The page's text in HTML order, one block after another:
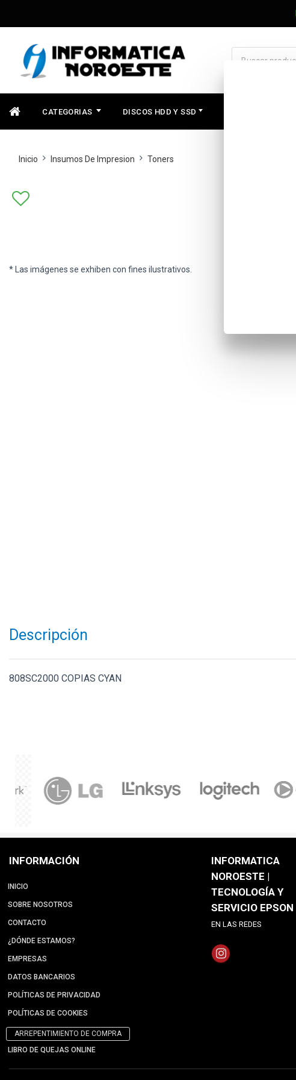
CATEGORIAS DISCOS HDD Y SSD
Inicio Insumos De Impresion Toners
* Las imágenes se exhiben con fines ilustrativos.
Descripción
808SC2000 COPIAS CYAN
INFORMACIÓN
INICIO
SOBRE NOSOTROS
CONTACTO
¿DÓNDE ESTAMOS?
EMPRESAS
DATOS BANCARIOS
POLÍTICAS DE PRIVACIDAD
POLÍTICAS DE COOKIES
ARREPENTIMIENTO DE COMPRA
LIBRO DE QUEJAS ONLINE
INFORMATICA
NOROESTE |
TECNOLOGÍA Y
SERVICIO EPSON
EN LAS REDES